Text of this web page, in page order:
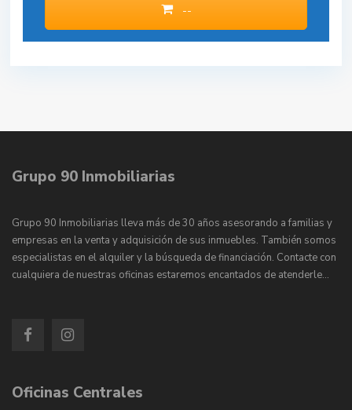
--
Grupo 90 Inmobiliarias
Grupo 90 Inmobiliarias lleva más de 30 años asesorando a familias y
empresas en la venta y adquisición de sus inmuebles. También somos
especialistas en el alquiler y la búsqueda de financiación. Contacte con
cualquiera de nuestras oficinas estaremos encantados de atenderle…
Oficinas Centrales